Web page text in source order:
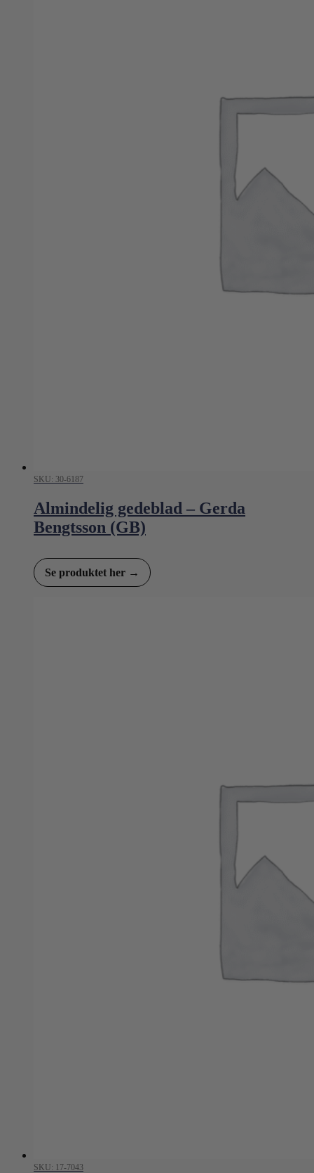
SKU: 30-6187
Almindelig gedeblad – Gerda
Bengtsson (GB)
Se produktet her →
SKU: 17-7043